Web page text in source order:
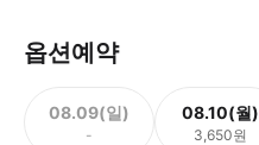
옵션예약
08.09(일)
-
08.10(월)
3,650원